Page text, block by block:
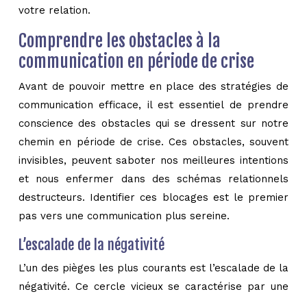
votre relation.
Comprendre les obstacles à la
communication en période de crise
Avant de pouvoir mettre en place des stratégies de
communication efficace, il est essentiel de prendre
conscience des obstacles qui se dressent sur notre
chemin en période de crise. Ces obstacles, souvent
invisibles, peuvent saboter nos meilleures intentions
et nous enfermer dans des schémas relationnels
destructeurs. Identifier ces blocages est le premier
pas vers une communication plus sereine.
L’escalade de la négativité
L’un des pièges les plus courants est l’escalade de la
négativité. Ce cercle vicieux se caractérise par une